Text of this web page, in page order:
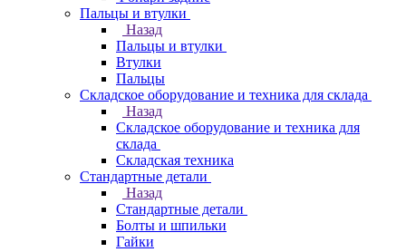
Пальцы и втулки
Назад
Пальцы и втулки
Втулки
Пальцы
Складское оборудование и техника для склада
Назад
Складское оборудование и техника для
склада
Складская техника
Стандартные детали
Назад
Стандартные детали
Болты и шпильки
Гайки